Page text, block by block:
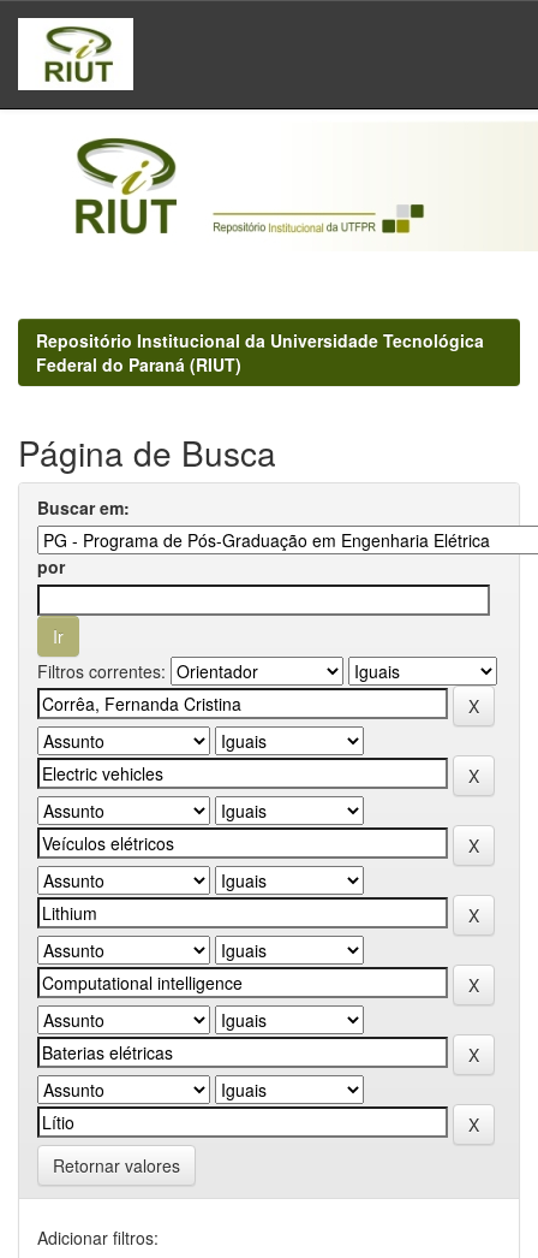
Skip
navigation
Repositório Institucional da Universidade Tecnológica
Federal do Paraná (RIUT)
Página de Busca
Buscar em:
por
Filtros correntes:
Retornar valores
Adicionar filtros: